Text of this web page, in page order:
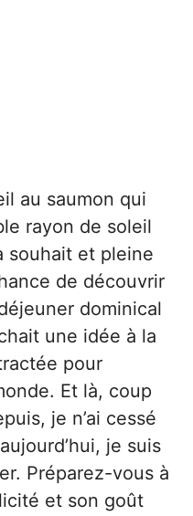
au saumon qui
rayon de soleil
souhait et pleine
de découvrir
dominical
une idée à la
pour
Et là, coup
je n’ai cessé
je suis
Préparez-vous à
et son goût